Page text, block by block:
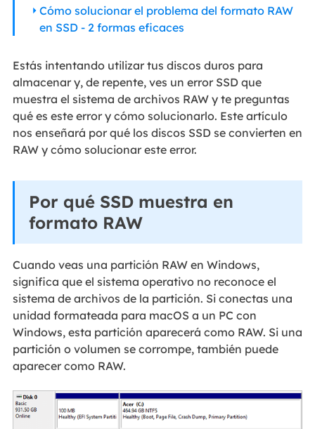
Cómo solucionar el problema del formato RAW
en SSD - 2 formas eficaces
Estás intentando utilizar tus discos duros para
almacenar y, de repente, ves un error SSD que
muestra el sistema de archivos RAW y te preguntas
qué es este error y cómo solucionarlo. Este artículo
nos enseñará por qué los discos SSD se convierten en
RAW y cómo solucionar este error.
Por qué SSD muestra en
formato RAW
Cuando veas una partición RAW en Windows,
significa que el sistema operativo no reconoce el
sistema de archivos de la partición. Si conectas una
unidad formateada para macOS a un PC con
Windows, esta partición aparecerá como RAW. Si una
partición o volumen se corrompe, también puede
aparecer como RAW.